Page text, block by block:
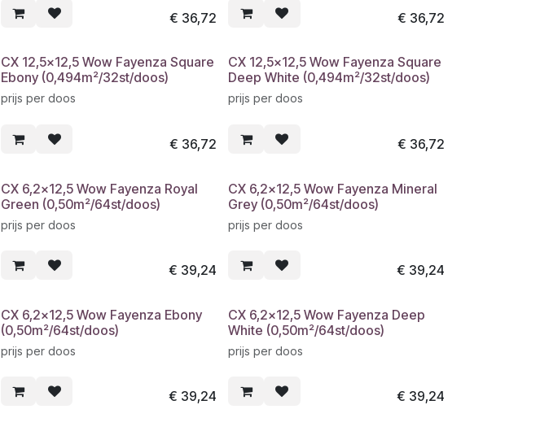
€ 36,72 € 36,72
CX 12,5x12,5 Wow Fayenza Square
Ebony (0,494m²/32st/doos)
prijs per doos
€ 36,72
CX 12,5x12,5 Wow Fayenza Square
Deep White (0,494m²/32st/doos)
prijs per doos
€ 36,72
CX 6,2x12,5 Wow Fayenza Royal
Green (0,50m²/64st/doos)
prijs per doos
€ 39,24
CX 6,2x12,5 Wow Fayenza Mineral
Grey (0,50m²/64st/doos)
prijs per doos
€ 39,24
CX 6,2x12,5 Wow Fayenza Ebony
(0,50m²/64st/doos)
prijs per doos
€ 39,24
CX 6,2x12,5 Wow Fayenza Deep
White (0,50m²/64st/doos)
prijs per doos
€ 39,24